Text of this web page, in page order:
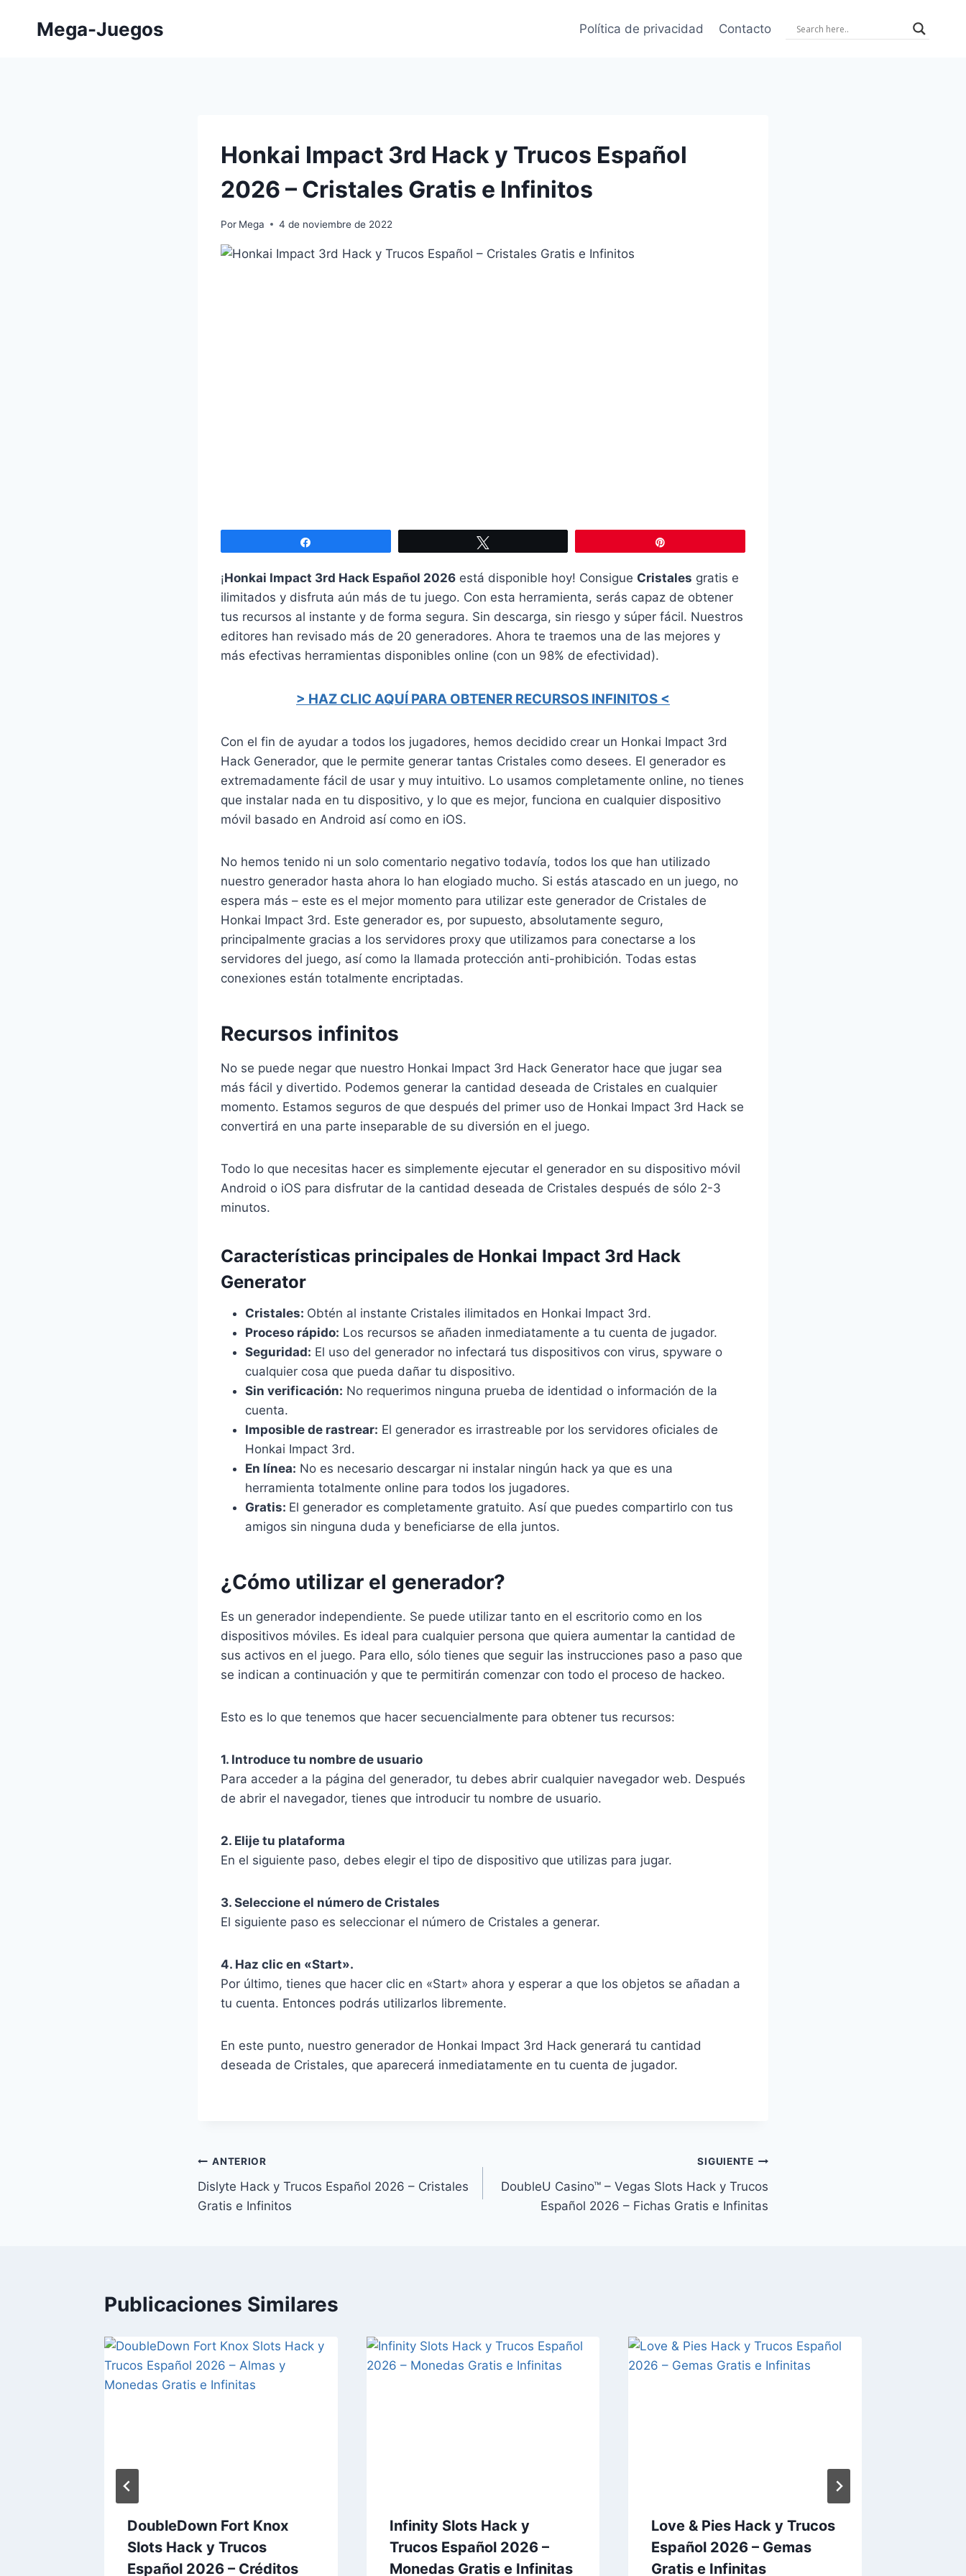
Mega-Juegos Política de privacidad Contacto
Honkai Impact 3rd ⁣Hack y Trucos Español
2026 – Cristales Gratis e Infinitos
Por Mega 4 de noviembre de 2022
¡Honkai Impact 3rd Hack Español 2026 está disponible hoy! Consigue Cristales gratis e
ilimitados y disfruta aún más de tu juego. Con esta herramienta, serás capaz de obtener
tus recursos al instante y de forma segura. Sin descarga, sin riesgo y súper fácil. Nuestros
editores han revisado más de 20 generadores. Ahora te traemos una de las mejores y
más efectivas herramientas disponibles online (con un 98% de efectividad).
> HAZ CLIC AQUÍ PARA OBTENER RECURSOS INFINITOS <
Con el fin de ayudar a todos los jugadores, hemos decidido crear un Honkai Impact 3rd
Hack Generador, que le permite generar tantas Cristales como desees. El generador es
extremadamente fácil de usar y muy intuitivo. Lo usamos completamente online, no tienes
que instalar nada en tu dispositivo, y lo que es mejor, funciona en cualquier dispositivo
móvil basado en Android así como en iOS.
No hemos tenido ni un solo comentario negativo todavía, todos los que han utilizado
nuestro generador hasta ahora lo han elogiado mucho. Si estás atascado en un juego, no
espera más – este es el mejor momento para utilizar este generador de Cristales de
Honkai Impact 3rd. Este generador es, por supuesto, absolutamente seguro,
principalmente gracias a los servidores proxy que utilizamos para conectarse a los
servidores del juego, así como la llamada protección anti-prohibición. Todas estas
conexiones están totalmente encriptadas.
Recursos infinitos
No se puede negar que nuestro Honkai Impact 3rd Hack Generator hace que jugar sea
más fácil y divertido. Podemos generar la cantidad deseada de Cristales en cualquier
momento. Estamos seguros de que después del primer uso de Honkai Impact 3rd Hack se
convertirá en una parte inseparable de su diversión en el juego.
Todo lo que necesitas hacer es simplemente ejecutar el generador en su dispositivo móvil
Android o iOS para disfrutar de la cantidad deseada de Cristales después de sólo 2-3
minutos.
Características principales de Honkai Impact 3rd Hack
Generator
Cristales: Obtén al instante Cristales ilimitados en Honkai Impact 3rd.
Proceso rápido: Los recursos se añaden inmediatamente a tu cuenta de jugador.
Seguridad: El uso del generador no infectará tus dispositivos con virus, spyware o
cualquier cosa que pueda dañar tu dispositivo.
Sin verificación: No requerimos ninguna prueba de identidad o información de la
cuenta.
Imposible de rastrear: El generador es irrastreable por los servidores oficiales de
Honkai Impact 3rd.
En línea: No es necesario descargar ni instalar ningún hack ya que es una
herramienta totalmente online para todos los jugadores.
Gratis: El generador es completamente gratuito. Así que puedes compartirlo con tus
amigos sin ninguna duda y beneficiarse de ella juntos.
¿Cómo utilizar el generador?
Es un generador independiente. Se puede utilizar tanto en el escritorio como en los
dispositivos móviles. Es ideal para cualquier persona que quiera aumentar la cantidad de
sus activos en el juego. Para ello, sólo tienes que seguir las instrucciones paso a paso que
se indican a continuación y que te permitirán comenzar con todo el proceso de hackeo.
Esto es lo que tenemos que hacer secuencialmente para obtener tus recursos:
1. Introduce tu nombre de usuario
Para acceder a la página del generador, tu debes abrir cualquier navegador web. Después
de abrir el navegador, tienes que introducir tu nombre de usuario.
2. Elije tu plataforma
En el siguiente paso, debes elegir el tipo de dispositivo que utilizas para jugar.
3. Seleccione el número de Cristales
El siguiente paso es seleccionar el número de Cristales a generar.
4. Haz clic en «Start».
Por último, tienes que hacer clic en «Start» ahora y esperar a que los objetos se añadan a
tu cuenta. Entonces podrás utilizarlos libremente.
En este punto, nuestro generador de Honkai Impact 3rd Hack generará tu cantidad
deseada de Cristales, que aparecerá inmediatamente en tu cuenta de jugador.
Navegación
de
ANTERIOR
Dislyte ⁣Hack y Trucos Español 2026 – Cristales
Gratis e Infinitos
SIGUIENTE
DoubleU Casino™ – Vegas Slots ⁣Hack y Trucos
Español 2026 – Fichas Gratis e Infinitas
Publicaciones Similares
DoubleDown Fort Knox
Slots Hack y Trucos
Español 2026 – Créditos
Infinity Slots Hack y
Trucos Español 2026 –
Monedas Gratis e Infinitas
Love & Pies Hack y Trucos
Español 2026 – Gemas
Gratis e Infinitas